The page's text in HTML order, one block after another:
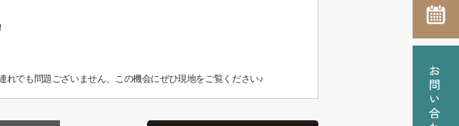
でも問題ございません、この機会にぜひ現地をご覧ください♪